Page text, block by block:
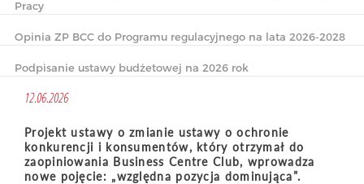
Pracy
Opinia ZP BCC do Programu regulacyjnego na lata 2026-2028
Podpisanie ustawy budżetowej na 2026 rok
12.06.2026
Projekt ustawy o zmianie ustawy o ochronie
konkurencji i konsumentów, który otrzymał do
zaopiniowania Business Centre Club, wprowadza
nowe pojęcie: „względna pozycja dominująca”.